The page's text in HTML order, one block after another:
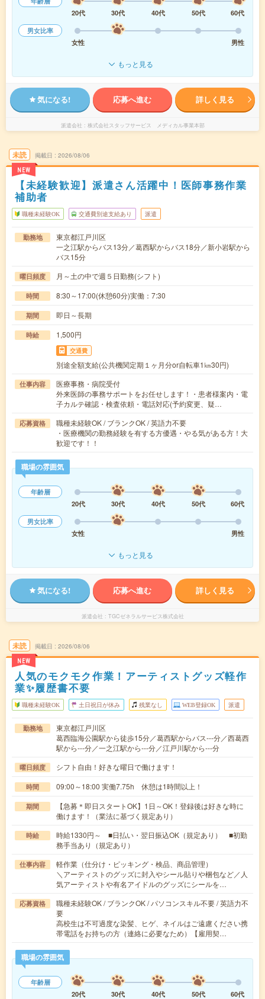
20代
30代 40代 50代
60代
男女比率
女性
男性
もっと見る
気になる! 応募へ進む 詳しく見る
派遣会社 株式会社スタッフサービス メディカル事業本部
未読
NEW
掲載日 2026/08/06
【未経験歓迎】派遣さん活躍中！医師事務作業
補助者
職種未経験OK 交通費別途支給あり 派遣
勤務地
東京都江戸川区
一之江駅からバス13分／葛西駅からバス18分／新小岩駅から
バス15分
曜日頻度 月～土の中で週５日勤務(シフト)
時間 8:30～17:00(休憩60分)実働：7:30
期間 即日～長期
時給 1,500円
交通費
別途全額支給(公共機関定期１ヶ月分or自転車1㎞30円)
仕事内容
医療事務・病院受付
外来医師の事務サポートをお任せします！・患者様案内・電
子カルテ確認・検査依頼・電話対応(予約変更、疑…
応募資格
職種未経験OK / ブランクOK / 英語力不要
・医療機関の勤務経験を有する方優遇・やる気がある方！大
歓迎です！！
職場の雰囲気
年齢層
20代
30代 40代 50代
60代
男女比率
女性
男性
もっと見る
気になる! 応募へ進む 詳しく見る
派遣会社 TGCゼネラルサービス株式会社
未読
NEW
掲載日 2026/08/06
人気のモクモク作業！アーティストグッズ軽作
業✨履歴書不要
職種未経験OK 土日祝日が休み 残業なし WEB登録OK 派遣
勤務地
東京都江戸川区
葛西臨海公園駅から徒歩15分／葛西駅からバス---分／西葛西
駅から---分／一之江駅から---分／江戸川駅から---分
曜日頻度 シフト自由！好きな曜日で働けます！
時間 09:00～18:00 実働7.75h 休憩は1時間以上！
期間
【急募＊即日スタートOK】1日～OK！登録後は好きな時に
働けます！（業法に基づく規定あり）
時給
時給1330円～ ■日払い・翌日振込OK（規定あり） ■初勤
務手当あり（規定あり）
仕事内容
軽作業（仕分け・ピッキング・検品、商品管理）
＼アーティストのグッズに封入やシール貼りや梱包など／人
気アーティストや有名アイドルのグッズにシールを…
応募資格
職種未経験OK / ブランクOK / パソコンスキル不要 / 英語力不
要
高校生は不可過度な染髪、ヒゲ、ネイルはご遠慮ください携
帯電話をお持ちの方（連絡に必要なため）【雇用契…
職場の雰囲気
年齢層
20代
30代 40代 50代
60代